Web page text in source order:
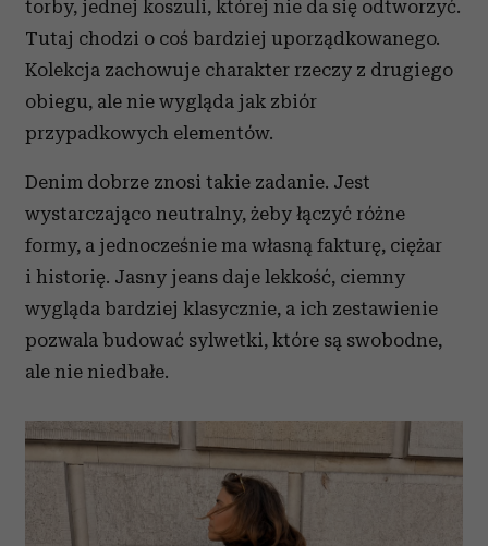
torby, jednej koszuli, której nie da się odtworzyć.
Tutaj chodzi o coś bardziej uporządkowanego.
Kolekcja zachowuje charakter rzeczy z drugiego
obiegu, ale nie wygląda jak zbiór
przypadkowych elementów.
Denim dobrze znosi takie zadanie. Jest
wystarczająco neutralny, żeby łączyć różne
formy, a jednocześnie ma własną fakturę, ciężar
i historię. Jasny jeans daje lekkość, ciemny
wygląda bardziej klasycznie, a ich zestawienie
pozwala budować sylwetki, które są swobodne,
ale nie niedbałe.